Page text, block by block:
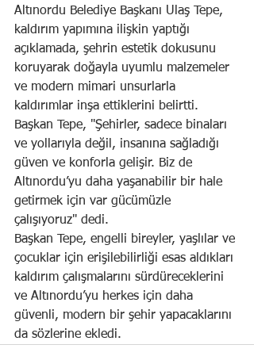
Altınordu Belediye Başkanı Ulaş Tepe,
kaldırım yapımına ilişkin yaptığı
açıklamada, şehrin estetik dokusunu
koruyarak doğayla uyumlu malzemeler
ve modern mimari unsurlarla
kaldırımlar inşa ettiklerini belirtti.
Başkan Tepe, "Şehirler, sadece binaları
ve yollarıyla değil, insanına sağladığı
güven ve konforla gelişir. Biz de
Altınordu’yu daha yaşanabilir bir hale
getirmek için var gücümüzle
çalışıyoruz" dedi.
Başkan Tepe, engelli bireyler, yaşlılar ve
çocuklar için erişilebilirliği esas aldıkları
kaldırım çalışmalarını sürdüreceklerini
ve Altınordu’yu herkes için daha
güvenli, modern bir şehir yapacaklarını
da sözlerine ekledi.